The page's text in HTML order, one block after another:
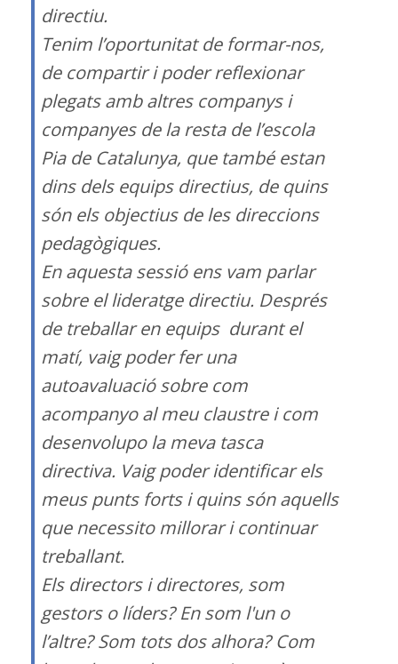
directiu.
Tenim l’oportunitat de formar-nos,
de compartir i poder reflexionar
plegats amb altres companys i
companyes de la resta de l’escola
Pia de Catalunya, que també estan
dins dels equips directius, de quins
són els objectius de les direccions
pedagògiques.
En aquesta sessió ens vam parlar
sobre el lideratge directiu. Després
de treballar en equips durant el
matí, vaig poder fer una
autoavaluació sobre com
acompanyo al meu claustre i com
desenvolupo la meva tasca
directiva. Vaig poder identificar els
meus punts forts i quins són aquells
que necessito millorar i continuar
treballant.
Els directors i directores, som
gestors o líders? En som l'un o
l’altre? Som tots dos alhora? Com